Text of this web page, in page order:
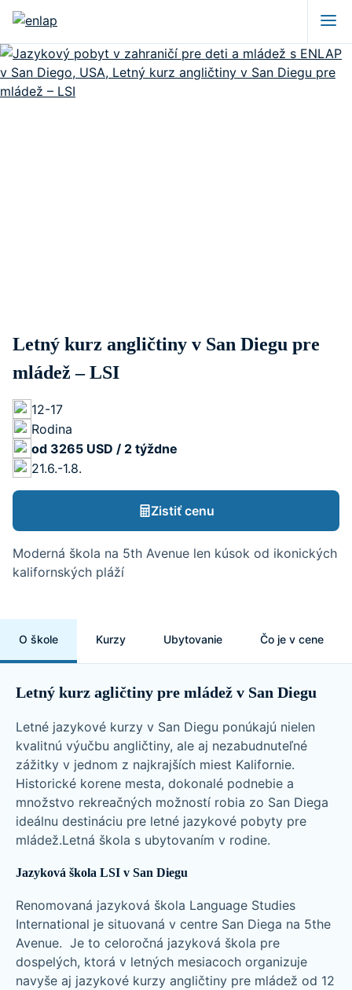
Letný kurz angličtiny v San Diegu pre
mládež – LSI
12-17
Rodina
od 3265 USD / 2 týždne
21.6.-1.8.
Zistiť cenu
Moderná škola na 5th Avenue len kúsok od ikonických
kalifornských pláží
O škole Kurzy Ubytovanie Čo je v cene
Letný kurz agličtiny pre mládež v San Diegu
Letné jazykové kurzy v San Diegu ponúkajú nielen
kvalitnú výučbu angličtiny, ale aj nezabudnuteľné
zážitky v jednom z najkrajších miest Kalifornie.
Historické korene mesta, dokonalé podnebie a
množstvo rekreačných možností robia zo San Diega
ideálnu destináciu pre letné jazykové pobyty pre
mládež.Letná škola s ubytovaním v rodine.
Jazyková škola LSI v San Diegu
Renomovaná jazyková škola Language Studies
International je situovaná v centre San Diega na 5the
Avenue. Je to celoročná jazyková škola pre
dospelých, ktorá v letných mesiacoch organizuje
navyše aj jazykové kurzy angličtiny pre mládež od 12